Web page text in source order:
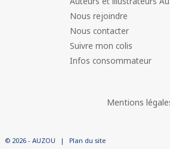
Nous rejoindre
Nous contacter
Suivre mon colis
Infos consommateur
Mentions
© 2026 - AUZOU | Plan du site